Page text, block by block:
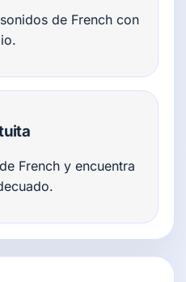
de French con
French y encuentra